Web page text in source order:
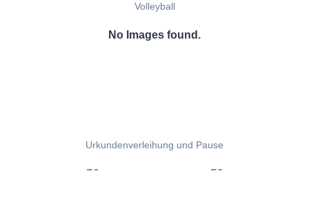
Volleyball
No Images found.
Urkundenverleihung und Pause